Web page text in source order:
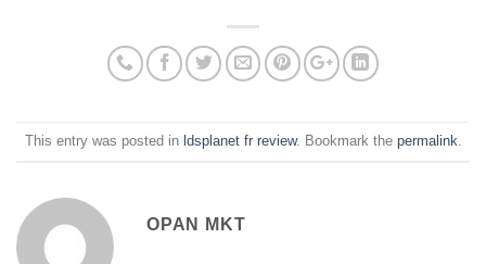
This entry was posted in ldsplanet fr review. Bookmark the permalink
OPAN MKT